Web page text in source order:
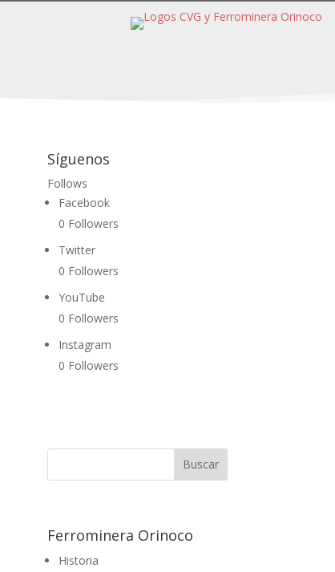
Síguenos
Follows
Facebook
0 Followers
Twitter
0 Followers
YouTube
0 Followers
Instagram
0 Followers
Ferrominera Orinoco
Historia